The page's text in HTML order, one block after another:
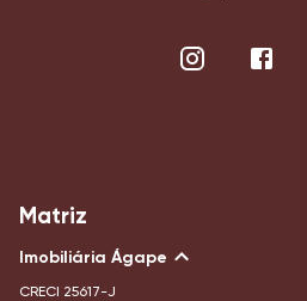
Matriz
Imobiliária Ágape
CRECI 25617-J